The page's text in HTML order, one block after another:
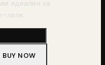
идеален за
лате.
BUY NOW